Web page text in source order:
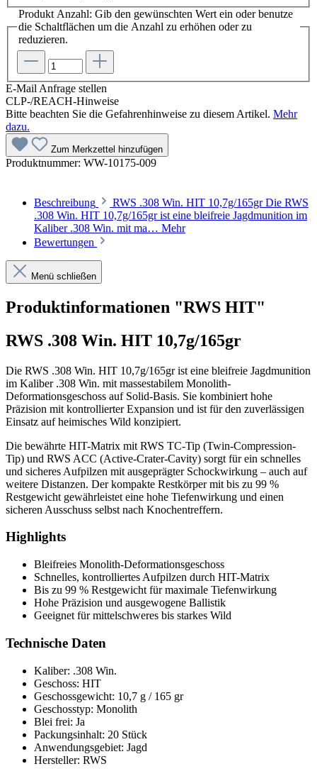
Produkt Anzahl: Gib den gewünschten Wert ein oder benutze
die Schaltflächen um die Anzahl zu erhöhen oder zu
reduzieren.
E-Mail Anfrage stellen
CLP-/REACH-Hinweise
Bitte beachten Sie die Gefahrenhinweise zu diesem Artikel. Mehr
dazu.
Zum Merkzettel hinzufügen
Produktnummer: WW-10175-009
Beschreibung
RWS .308 Win. HIT 10,7g/165gr Die RWS
.308 Win. HIT 10,7g/165gr ist eine bleifreie Jagdmunition im
Kaliber .308 Win. mit ma… Mehr
Bewertungen
Menü schließen
Produktinformationen "RWS HIT"
RWS .308 Win. HIT 10,7g/165gr
Die RWS .308 Win. HIT 10,7g/165gr ist eine bleifreie Jagdmunition
im Kaliber .308 Win. mit massestabilem Monolith-
Deformationsgeschoss auf Solid-Basis. Sie kombiniert hohe
Präzision mit kontrollierter Expansion und ist für den zuverlässigen
Einsatz auf heimisches Wild konzipiert.
Die bewährte HIT-Matrix mit RWS TC-Tip (Twin-Compression-
Tip) und RWS ACC (Active-Crater-Cavity) sorgt für ein schnelles
und sicheres Aufpilzen mit ausgeprägter Schockwirkung – auch auf
weitere Distanzen. Der kompakte Restkörper mit bis zu 99 %
Restgewicht gewährleistet eine hohe Tiefenwirkung und einen
sicheren Ausschuss selbst nach Knochentreffern.
Highlights
Bleifreies Monolith-Deformationsgeschoss
Schnelles, kontrolliertes Aufpilzen durch HIT-Matrix
Bis zu 99 % Restgewicht für maximale Tiefenwirkung
Hohe Präzision und ausgewogene Ballistik
Geeignet für mittelschweres bis starkes Wild
Technische Daten
Kaliber: .308 Win.
Geschoss: HIT
Geschossgewicht: 10,7 g / 165 gr
Geschosstyp: Monolith
Blei frei: Ja
Packungsinhalt: 20 Stück
Anwendungsgebiet: Jagd
Hersteller: RWS